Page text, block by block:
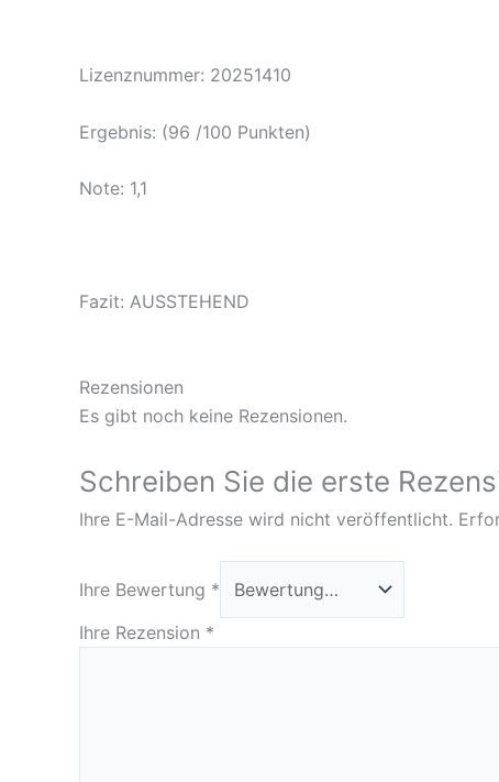
Lizenznummer: 20251410
Ergebnis: (96 /100 Punkten)
Note: 1,1
Fazit: AUSSTEHEND
Rezensionen
Es gibt noch keine Rezensionen.
Schreiben Sie die erste
Ihre E-Mail-Adresse wird nicht veröffentlicht.
Ihre Bewertung *
Ihre Rezension *